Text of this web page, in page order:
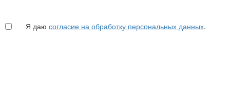
Я даю согласие на обработку персональных данных.